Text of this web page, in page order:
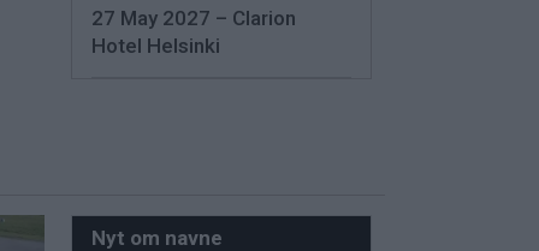
27 May 2027 – Clarion
Hotel Helsinki
Nyt om navne